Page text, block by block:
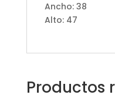
Ancho: 38
Alto: 47
Productos